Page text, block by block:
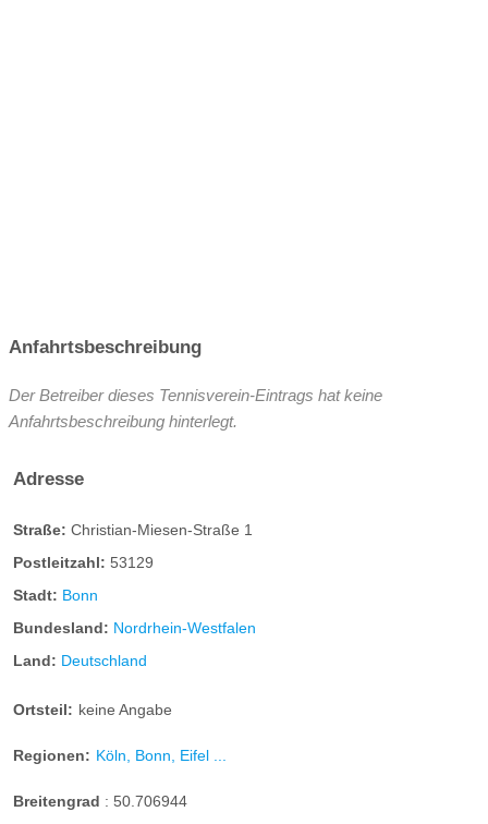
Anfahrtsbeschreibung
Der Betreiber dieses Tennisverein-Eintrags hat keine
Anfahrtsbeschreibung hinterlegt.
Adresse
Straße: Christian-Miesen-Straße 1
Postleitzahl: 53129
Stadt: Bonn
Bundesland: Nordrhein-Westfalen
Land: Deutschland
Ortsteil: keine Angabe
Regionen: Köln, Bonn, Eifel ...
Breitengrad : 50.706944